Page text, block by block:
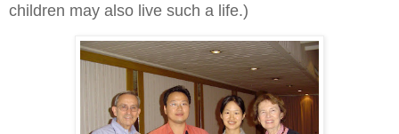
children may also live such a life.)